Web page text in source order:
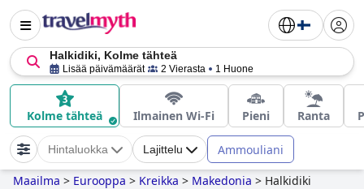
Halkidiki, Kolme tähteä
Lisää päivämäärät 2 Vierasta 1 Huone
Kolme tähteä Ilmainen Wi-Fi Pieni Ranta
Hintaluokka Lajittelu Ammouliani
Maailma > Eurooppa > Kreikka > Makedonia > Halkidiki